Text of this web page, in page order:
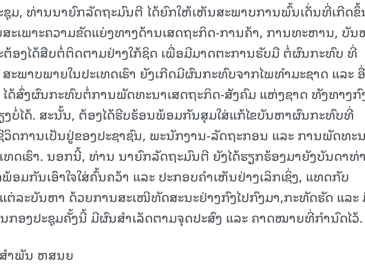
ຊຸມ, ທ່ານນາຍົກລັດຖະມົນຕີ ໄດ້ຍົກໃຫ້ເຫັນສະພາບການພົ້ນເດັ່ນທີ່ເກີດ
ະເພາະຄວາມຂັດແຍ່ງທາງດ້ານເສດຖະກິດ-ການຄ້າ, ການທະຫານ, ບັນ
ຕ້ອງໄດ້ສືບຕໍ່ຕິດຕາມຢ່າງໃກ້ຊິດ ເພື່ອມີມາດຕະການຮັບມື ຕໍ່ຜົນກະທົບ ທີ່
ະພາບພາຍໃນປະເທດເຮົາ ຍັງເກີດມີຜົນກະທົບຈາກໄພທໍາມະຊາດ ແລະ
ສົ່ງຜົນກະທົບຕໍ່ການພັດທະນາເສດຖະກິດ-ສັງຄົມ ແຫ່ງຊາດ ທັງທາງກົ
ບໍ່ໄດ້. ສະນັ້ນ, ຕ້ອງໄດ້ຮີບຮ້ອນພ້ອມກັນສຸມໃສ່ແກ້ໄຂບັນຫາຜົນກະທົບທີ່
ດການເປັນຢູ່ຂອງປະຊາຊົນ, ພະນັກງານ-ລັດຖະກອນ ແລະ ການພັດທະ
ທດເຮົາ. ນອກນີ້, ທ່ານ ນາຍົກລັດຖະມົນຕີ ຍັງໄດ້ຮຽກຮ້ອງມາຍັງບັນດາທ່
ອມກັນເອົາໃຈໃສ່ຄົ້ນຄວ້າ ແລະ ປະກອບຄຳເຫັນຢ່າງເລິກເຊິ່ງ, ແທດກັບ
ຕ່ລະບັນຫາ ດ້ວຍການສະເໜີທັດສະນະຢ່າງກົງໄປກົງມາ,ກະທັດຮັດ ແລະ
ກອງປະຊຸມຄັ້ງນີ້ ມີຜົນສຳເລັດຕາມຈຸດປະສົງ ແລະ ຄາດໝາຍທີ່ກໍານົດໄວ້.
ສໍາພັນ ຫສນຍ